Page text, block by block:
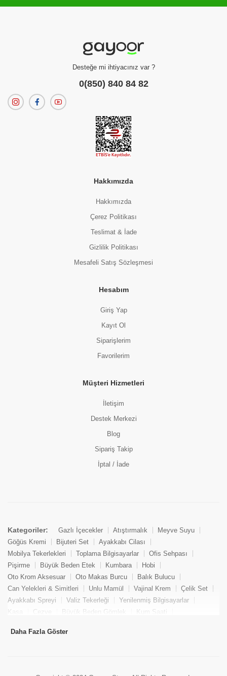
Desteğe mi ihtiyacınız var ?
0(850) 840 84 82
Hakkımızda
Hakkımızda
Çerez Politikası
Teslimat & İade
Gizlilik Politikası
Mesafeli Satış Sözleşmesi
Hesabım
Giriş Yap
Kayıt Ol
Siparişlerim
Favorilerim
Müşteri Hizmetleri
İletişim
Destek Merkezi
Blog
Sipariş Takip
İptal / İade
Kategoriler: Gazlı İçecekler Atıştırmalık
Meyve Suyu
Göğüs Kremi
Bijuteri Set
Ayakkabı Cilası
Mobilya Tekerlekleri
Toplama Bilgisayarlar
Ofis Sehpası
Pişirme
Büyük Beden Etek Kumbara
Hobi
Oto Krom Aksesuar
Oto Makas Burcu
Balık Bulucu
Can Yelekleri & Simitleri
Unlu Mamül Vajinal Krem
Çelik Set
Ayakkabı Spreyi
Valiz Tekerleği
Yenilenmiş Bilgisayarlar
Kasa
Cezve Büyük Beden Gömlek
Kum Saati
Tekne Bağlama & Demirleme
Daha Fazla Göster